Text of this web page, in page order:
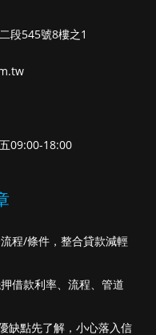
段545號8樓之1
09:00-18:00
程/條件，整合貸款減輕
借款利率、流程、管道
缺點先了解，小心落入信